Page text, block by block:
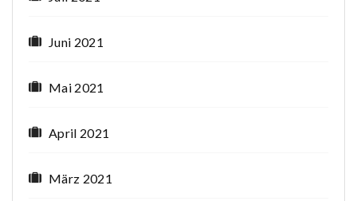
Juni 2021
Mai 2021
April 2021
März 2021